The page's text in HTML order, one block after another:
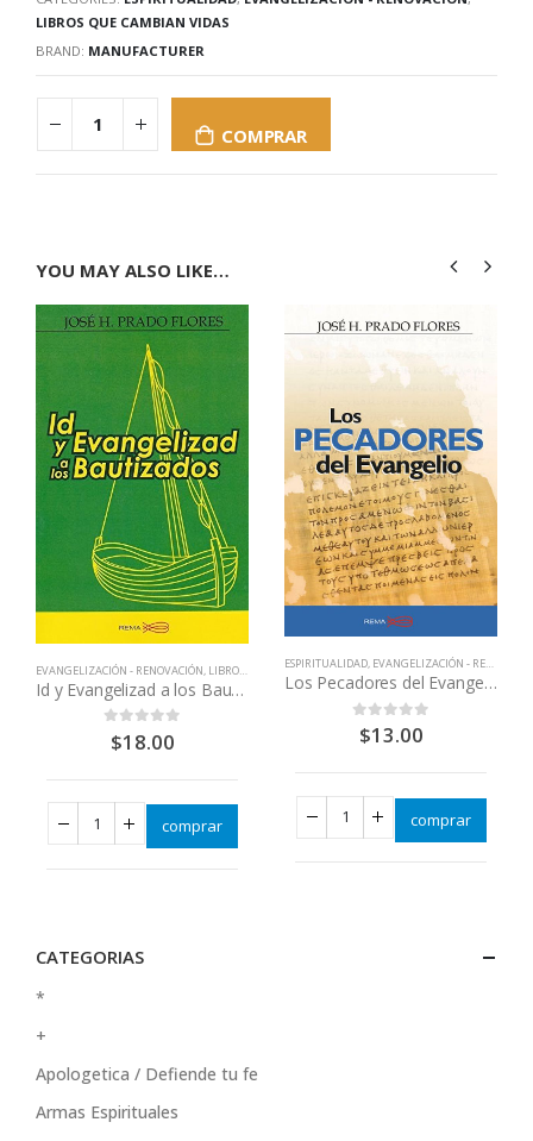
LIBROS QUE CAMBIAN VIDAS
BRAND: MANUFACTURER
COMPRAR
YOU MAY ALSO LIKE…
EVANGELIZACIÓN - RENOVACIÓN, LIBROS QUE CAMBIAN VIDAS
Id y Evangelizad a los Bautizados
out of 5
$18.00
comprar
ESPIRITUALIDAD, EVANGELIZACIÓN - RENOVACIÓN
Los Pecadores del Evangelio
out of 5
$13.00
comprar
CATEGORIAS
*
+
Apologetica / Defiende tu fe
Armas Espirituales